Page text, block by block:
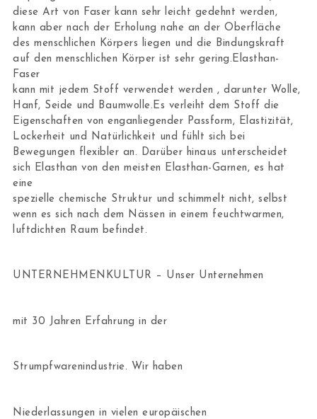
diese Art von Faser kann sehr leicht gedehnt werden,
kann aber nach der Erholung nahe an der Oberfläche
des menschlichen Körpers liegen und die Bindungskraft
auf den menschlichen Körper ist sehr gering.Elasthan-
Faser
kann mit jedem Stoff verwendet werden , darunter Wolle,
Hanf, Seide und Baumwolle.Es verleiht dem Stoff die
Eigenschaften von enganliegender Passform, Elastizität,
Lockerheit und Natürlichkeit und fühlt sich bei
Bewegungen flexibler an. Darüber hinaus unterscheidet
sich Elasthan von den meisten Elasthan-Garnen, es hat
eine
spezielle chemische Struktur und schimmelt nicht, selbst
wenn es sich nach dem Nässen in einem feuchtwarmen,
luftdichten Raum befindet.
UNTERNEHMENKULTUR – Unser Unternehmen
mit 30 Jahren Erfahrung in der
Strumpfwarenindustrie. Wir haben
Niederlassungen in vielen europäischen